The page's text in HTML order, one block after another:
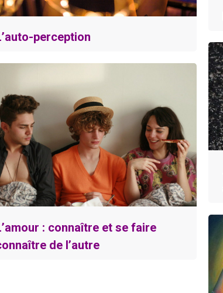
perception
: connaître et se faire
de l’autre